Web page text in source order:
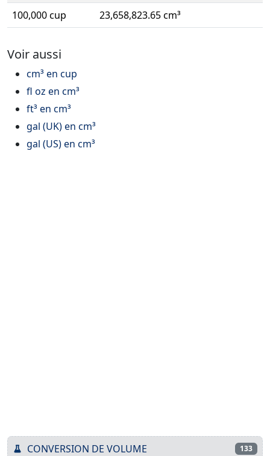
100,000 cup
23,658,823.65 cm³
Voir aussi
cm³ en cup
fl oz en cm³
ft³ en cm³
gal (UK) en cm³
gal (US) en cm³
CONVERSION DE VOLUME 133